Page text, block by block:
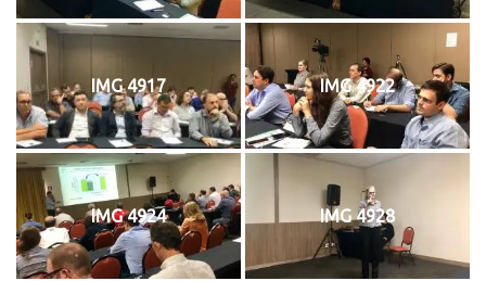
IMG 4917 IMG 4922
IMG 4924 IMG 4928